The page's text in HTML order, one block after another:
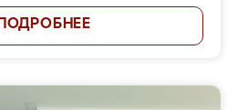
ПОДРОБНЕЕ